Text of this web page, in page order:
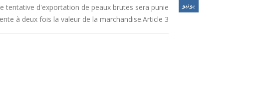
يونيو
tentative d'exportation de peaux brutes sera punie
à deux fois la valeur de la marchandise.Article 3 :...